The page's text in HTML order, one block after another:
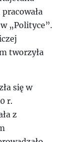
„Polityce”.
tworzyła
się w
r.
z